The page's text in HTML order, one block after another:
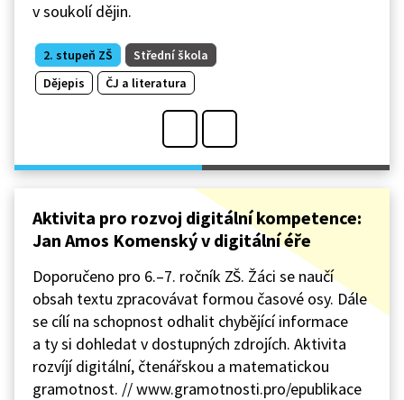
v soukolí dějin.
2. stupeň ZŠ
Střední škola
Dějepis
ČJ a literatura
Aktivita pro rozvoj digitální kompetence:
Jan Amos Komenský v digitální éře
Doporučeno pro 6.–7. ročník ZŠ. Žáci se naučí
obsah textu zpracovávat formou časové osy. Dále
se cílí na schopnost odhalit chybějící informace
a ty si dohledat v dostupných zdrojích. Aktivita
rozvíjí digitální, čtenářskou a matematickou
gramotnost. // www.gramotnosti.pro/epublikace